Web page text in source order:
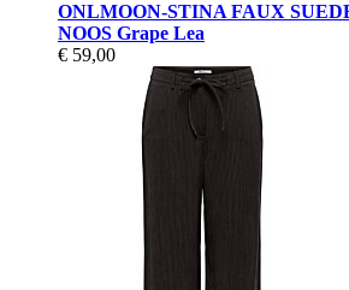
ONLMOON-STINA FAUX
NOOS Grape Lea
€ 59,00